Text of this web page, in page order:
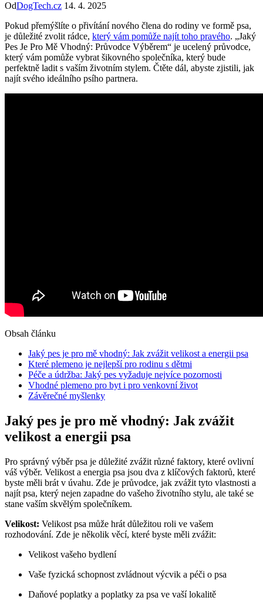
OdDogTech.cz 14. 4. 2025
Pokud přemýšlíte o přivítání nového člena do rodiny ve formě psa,
je důležité zvolit rádce, který vám pomůže najít toho pravého. „Jaký
Pes Je Pro Mě Vhodný: Průvodce Výběrem“ je ucelený průvodce,
který vám pomůže vybrat šikovného společníka, který bude
perfektně ladit s vaším životním stylem. Čtěte dál, abyste zjistili, jak
najít svého ideálního psího partnera.
Obsah článku
Jaký pes je pro mě vhodný: Jak zvážit velikost a energii psa
Které plemeno je nejlepší pro rodinu s dětmi
Péče a údržba: Jaký pes vyžaduje nejvíce pozornosti
Vhodné plemeno pro byt i pro venkovní život
Závěrečné myšlenky
Jaký pes je pro mě vhodný: Jak zvážit
velikost a energii psa
Pro správný výběr psa je důležité zvážit různé faktory, které ovlivní
váš výběr. Velikost a energia psa jsou dva z klíčových faktorů, které
byste měli brát v úvahu. Zde je průvodce, jak zvážit tyto vlastnosti a
najít psa, který nejen zapadne do vašeho životního stylu, ale také se
stane vaším skvělým společníkem.
Velikost: Velikost psa může hrát důležitou roli ve vašem
rozhodování. Zde je několik věcí, které byste měli zvážit:
Velikost vašeho bydlení
Vaše fyzická schopnost zvládnout výcvik a péči o psa
Daňové poplatky a poplatky za psa ve vaší lokalitě